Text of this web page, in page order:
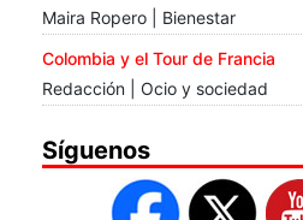
Maira Ropero | Bienestar
Colombia y el Tour de Francia
Redacción | Ocio y sociedad
Síguenos